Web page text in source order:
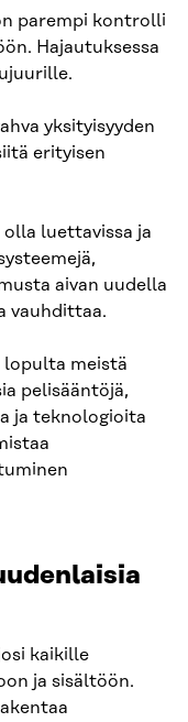
parempi kontrolli
Hajautuksessa
yksityisyyden
erityisen
luettavissa ja
aivan uudella
vauhdittaa.
lopulta meistä
pelisääntöjä,
ja teknologioita
kaikille
ja sisältöön.